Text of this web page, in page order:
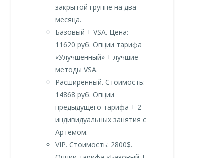
закрытой группе на два
месяца.
Базовый + VSA. Цена:
11620 руб. Опции тарифа
«Улучшенный» + лучшие
методы VSA.
Расширенный. Стоимость:
14868 руб. Опции
предыдущего тарифа + 2
индивидуальных занятия с
Артемом.
VIP. Стоимость: 2800$.